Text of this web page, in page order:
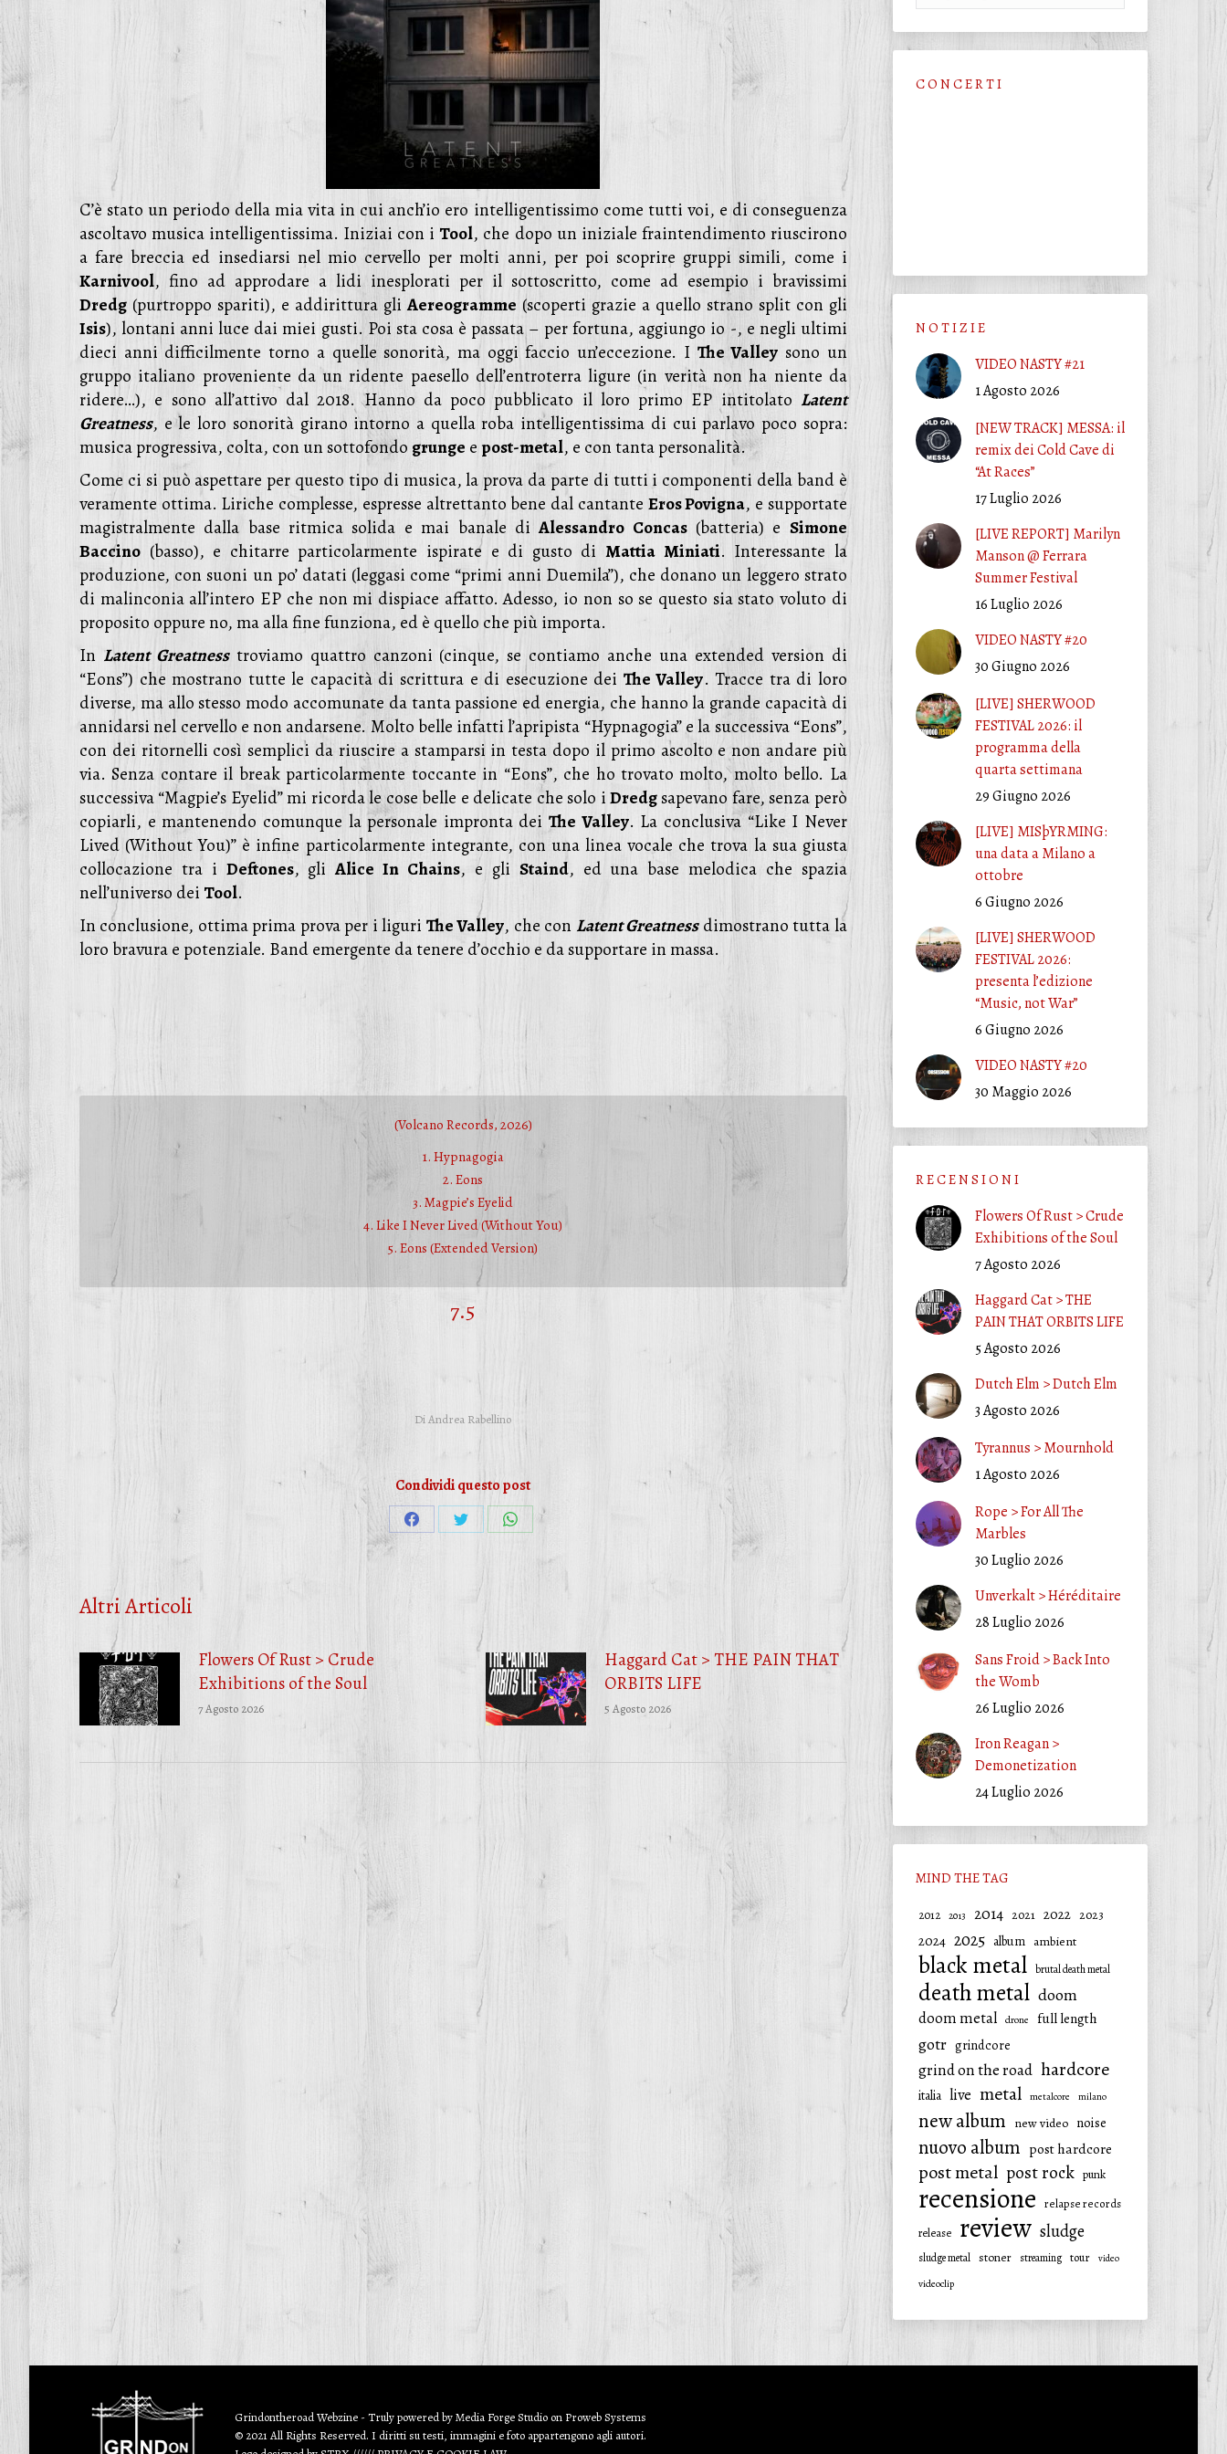
C’è stato un periodo della mia vita in cui anch’io ero intelligentissimo come tutti voi, e di conseguenza
ascoltavo musica intelligentissima. Iniziai con iTool, che dopo un iniziale fraintendimento riuscirono
a fare breccia ed insediarsi nel mio cervello per molti anni, per poi scoprire gruppi simili, come i
Karnivool, fino ad approdare a lidi inesplorati per il sottoscritto, come ad esempio i bravissimi
Dredg (purtroppo spariti), e addirittura gliAereogramme (scoperti grazie a quello strano split con gli
Isis), lontani anni luce dai miei gusti. Poi sta cosa è passata – per fortuna, aggiungo io -, e negli ultimi
dieci anni difficilmente torno a quelle sonorità, ma oggi faccio un’eccezione. I The Valley sono un
gruppo italiano proveniente da un ridente paesello dell’entroterra ligure (in verità non ha niente da
ridere…), e sono all’attivo dal 2018. Hanno da poco pubblicato il loro primo EP intitolato Latent
Greatness, e le loro sonorità girano intorno a quella roba intelligentissima di cui parlavo poco sopra:
musica progressiva, colta, con un sottofondo grunge epost-metal, e con tanta personalità.
Come ci si può aspettare per questo tipo di musica, la prova da parte di tutti i componenti della band è
veramente ottima. Liriche complesse, espresse altrettanto bene dal cantante Eros Povigna, e supportate
magistralmente dalla base ritmica solida e mai banale diAlessandro Concas(batteria) e Simone
Baccino (basso), e chitarre particolarmente ispirate e di gusto di Mattia Miniati. Interessante la
produzione, con suoni un po’ datati (leggasi come “primi anni Duemila”), che donano un leggero strato
di malinconia all’intero EP che non mi dispiace affatto. Adesso, io non so se questo sia stato voluto di
proposito oppure no, ma alla fine funziona, ed è quello che più importa.
In Latent Greatnesstroviamo quattro canzoni (cinque, se contiamo anche una extended version di
“Eons”) che mostrano tutte le capacità di scrittura e di esecuzione dei The Valley. Tracce tra di loro
diverse, ma allo stesso modo accomunate da tanta passione ed energia, che hanno la grande capacità di
annidarsi nel cervello e non andarsene. Molto belle infatti l’apripista “Hypnagogia” e la successiva “Eons”,
con dei ritornelli così semplici da riuscire a stamparsi in testa dopo il primo ascolto e non andare più
via. Senza contare il break particolarmente toccante in “Eons”, che ho trovato molto, molto bello. La
successiva “Magpie’s Eyelid” mi ricorda le cose belle e delicate che solo iDredgsapevano fare, senza però
copiarli, e mantenendo comunque la personale impronta deiThe Valley. La conclusiva “Like I Never
Lived (Without You)” è infine particolarmente integrante, con una linea vocale che trova la sua giusta
collocazione tra i Deftones, gliAlice In Chains, e gli Staind, ed una base melodica che spazia
nell’universo dei Tool.
In conclusione, ottima prima prova per i liguri The Valley, che con Latent Greatnessdimostrano tutta la
loro bravura e potenziale. Band emergente da tenere d’occhio e da supportare in massa.
(Volcano Records, 2026)
1. Hypnagogia
2. Eons
3. Magpie’s Eyelid
4. Like I Never Lived (Without You)
5. Eons (Extended Version)
7.5
DiAndrea Rabellino
Condividi questo post
CondividiCondividi
Twitter
Condividi
Altri Articoli
Flowers Of Rust > Crude
Exhibitions of the Soul
7 Agosto 2026
Haggard Cat > THE PAIN THAT
ORBITS LIFE
5 Agosto 2026
C O N C E R T I
N O T I Z I E
VIDEO NASTY #21
1 Agosto 2026
[NEW TRACK] MESSA: il
remix dei Cold Cave di
“At Races”
17 Luglio 2026
[LIVE REPORT] Marilyn
Manson @ Ferrara
Summer Festival
16 Luglio 2026
VIDEO NASTY #20
30 Giugno 2026
[LIVE] SHERWOOD
FESTIVAL 2026: il
programma della
quarta settimana
29 Giugno 2026
[LIVE] MISþYRMING:
una data a Milano a
ottobre
6 Giugno 2026
[LIVE] SHERWOOD
FESTIVAL 2026:
presenta l’edizione
“Music, not War”
6 Giugno 2026
VIDEO NASTY #20
30 Maggio 2026
R E C E N S I O N I
Flowers Of Rust > Crude
Exhibitions of the Soul
7 Agosto 2026
Haggard Cat > THE
PAIN THAT ORBITS LIFE
5 Agosto 2026
Dutch Elm > Dutch Elm
3 Agosto 2026
Tyrannus > Mournhold
1 Agosto 2026
Rope > For All The
Marbles
30 Luglio 2026
Unverkalt > Héréditaire
28 Luglio 2026
Sans Froid > Back Into
the Womb
26 Luglio 2026
Iron Reagan >
Demonetization
24 Luglio 2026
MIND THE TAG
2012 2013 2014 2021 2022 2023
2024 2025 album ambient
black metal brutal death metal
death metal doom
doom metal drone full length
gotr grindcore
grind on the road hardcore
italia live metal metalcore milano
new album new video noise
nuovo album post hardcore
post metal post rock punk
recensione relapse records
release
review sludge
sludge metal stoner streaming tour
video
videoclip
Grindontheroad Webzine - Truly powered byMedia Forge Studio on ProwebSystems
© 2021 All Rights Reserved. I diritti su testi, immagini e foto appartengono agli autori.